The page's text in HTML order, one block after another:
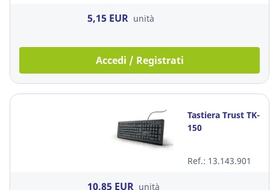
5,15 EUR unità
Accedi / Registrati
Tastiera Trust TK-
150
Ref.: 13.143.901
10,85 EUR unità